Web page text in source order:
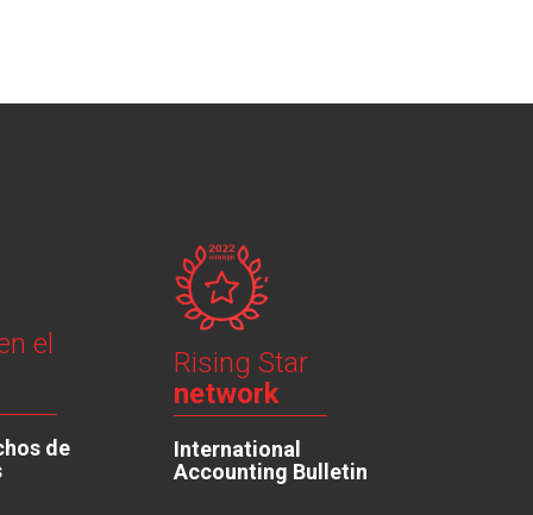
el
de
Rising Star
network
International
Accounting Bulletin